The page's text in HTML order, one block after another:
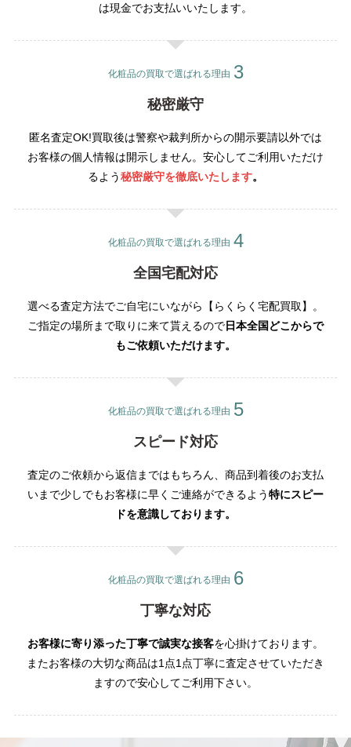
は現金でお支払いいたします。
化粧品の買取で選ばれる理由
秘密厳守
匿名査定OK!買取後は警察や裁判所からの開示要請以外では
お客様の個人情報は開示しません。安心してご利用いただけ
るよう秘密厳守を徹底いたします。
化粧品の買取で選ばれる理由
全国宅配対応
選べる査定方法でご自宅にいながら【らくらく宅配買取】。
ご指定の場所まで取りに来て貰えるので日本全国どこからで
もご依頼いただけます。
化粧品の買取で選ばれる理由
スピード対応
査定のご依頼から返信まではもちろん、商品到着後のお支払
いまで少しでもお客様に早くご連絡ができるよう特にスピー
ドを意識しております。
化粧品の買取で選ばれる理由
丁寧な対応
お客様に寄り添った丁寧で誠実な接客を心掛けております。
またお客様の大切な商品は1点1点丁寧に査定させていただき
ますので安心してご利用下さい。